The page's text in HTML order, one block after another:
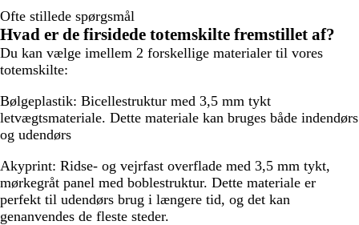
Ofte stillede spørgsmål
Hvad er de firsidede totemskilte fremstillet af?
Du kan vælge imellem 2 forskellige materialer til vores
totemskilte:
Bølgeplastik: Bicellestruktur med 3,5 mm tykt
letvægtsmateriale. Dette materiale kan bruges både indendørs
og udendørs
Akyprint: Ridse- og vejrfast overflade med 3,5 mm tykt,
mørkegråt panel med boblestruktur. Dette materiale er
perfekt til udendørs brug i længere tid, og det kan
genanvendes de fleste steder.